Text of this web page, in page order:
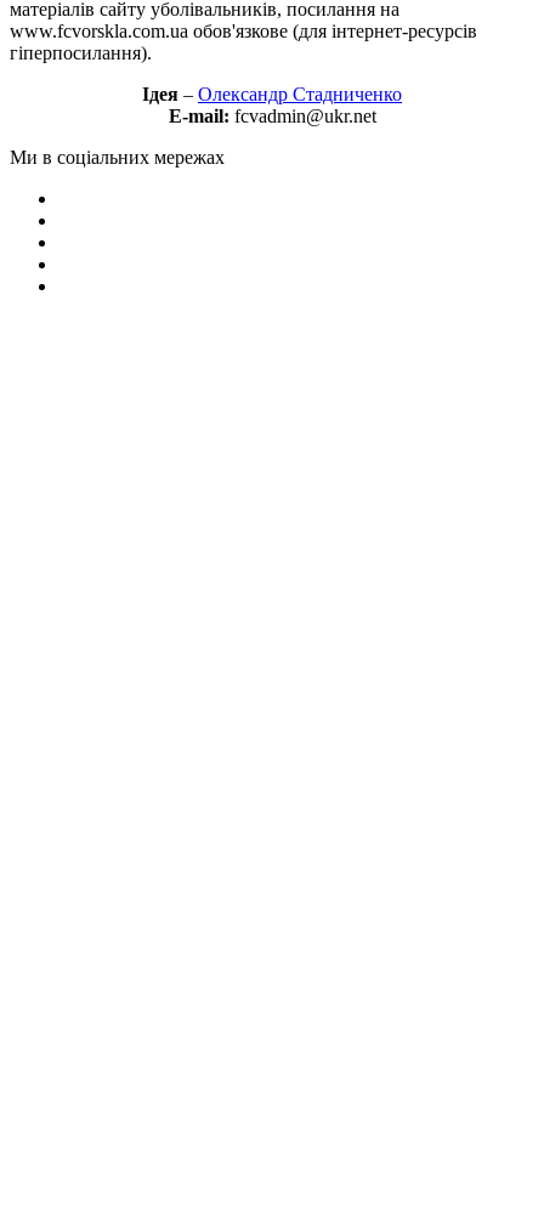
матеріалів сайту уболівальників, посилання на
www.fcvorskla.com.ua обов'язкове (для інтернет-ресурсів
гіперпосилання).
Ідея – Олександр Стадниченко
E-mail: fcvadmin@ukr.net
Ми в соціальних мережах